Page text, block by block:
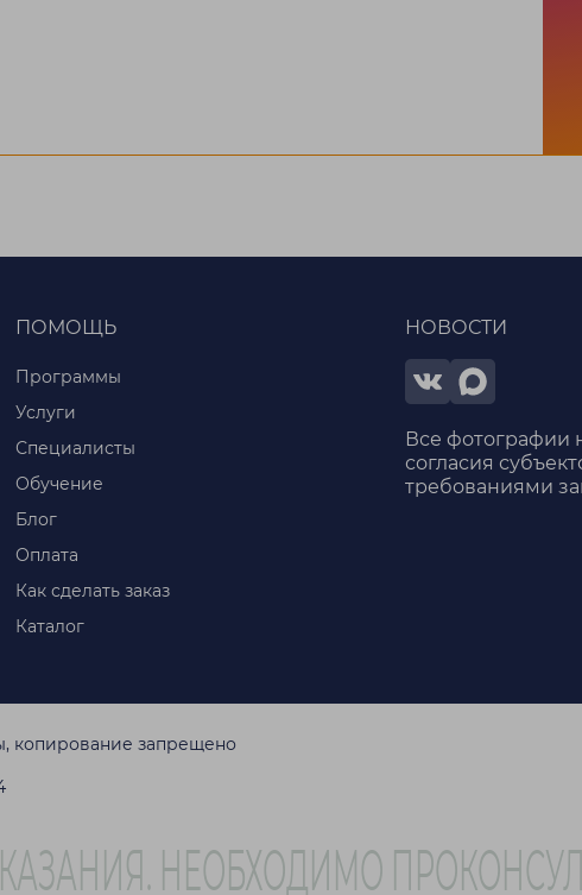
ПОМОЩЬ
Программы
Услуги
Специалисты
Обучение
Блог
Оплата
Как сделать заказ
Каталог
НОВОСТИ
Все фотографии
согласия
требованиями
копирование запрещено
НЕОБХОДИМО